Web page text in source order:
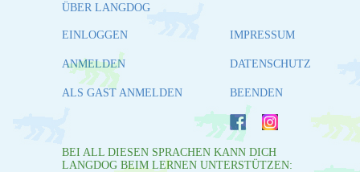
ÜBER LANGDOG
EINLOGGEN
ANMELDEN
ALS GAST ANMELDEN
IMPRESSUM
DATENSCHUTZ
BEENDEN
BEI ALL DIESEN SPRACHEN KANN DICH
LANGDOG BEIM LERNEN UNTERSTÜTZEN: